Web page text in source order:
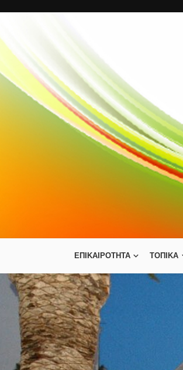
ΕΠΙΚΑΙΡΟΤΗΤΑ ΤΟΠΙΚΑ